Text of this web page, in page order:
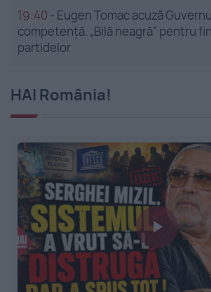
19:40 - Eugen Tomac acuză
competență. „Bilă neagră” pentru
partidelor
HAI România!